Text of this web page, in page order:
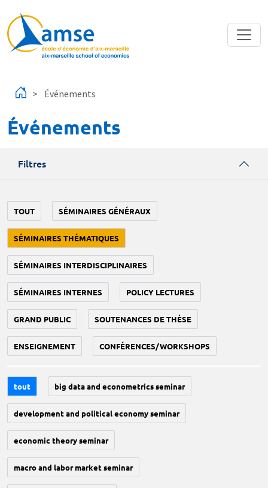
Événements
Événements
Filtres
TOUT SÉMINAIRES GÉNÉRAUX
SÉMINAIRES THÉMATIQUES
SÉMINAIRES INTERDISCIPLINAIRES
SÉMINAIRES INTERNES POLICY LECTURES
GRAND PUBLIC SOUTENANCES DE THÈSE
ENSEIGNEMENT CONFÉRENCES/WORKSHOPS
tout big data and econometrics seminar
development and political economy seminar
economic theory seminar
macro and labor market seminar